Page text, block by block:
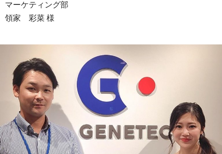
マーケティング部
領家 彩菜 様